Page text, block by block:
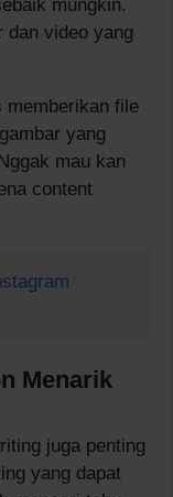
mungkin.
dan video yang
memberikan file
yang
mau kan
content
Menarik
juga penting
yang dapat